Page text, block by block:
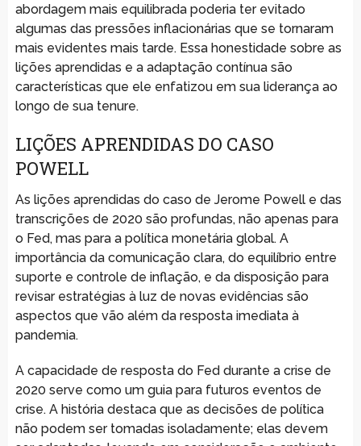
abordagem mais equilibrada poderia ter evitado
algumas das pressões inflacionárias que se tornaram
mais evidentes mais tarde. Essa honestidade sobre as
lições aprendidas e a adaptação contínua são
características que ele enfatizou em sua liderança ao
longo de sua tenure.
LIÇÕES APRENDIDAS DO CASO
POWELL
As lições aprendidas do caso de Jerome Powell e das
transcrições de 2020 são profundas, não apenas para
o Fed, mas para a política monetária global. A
importância da comunicação clara, do equilíbrio entre
suporte e controle de inflação, e da disposição para
revisar estratégias à luz de novas evidências são
aspectos que vão além da resposta imediata à
pandemia.
A capacidade de resposta do Fed durante a crise de
2020 serve como um guia para futuros eventos de
crise. A história destaca que as decisões de política
não podem ser tomadas isoladamente; elas devem